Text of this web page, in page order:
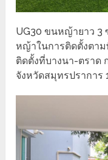
UG30 ขนหญ้ายาว 3
หญ้าในการติดตั้งตา
ติดตั้งที่บางนา-ตราด
จังหวัดสมุทรปราการ